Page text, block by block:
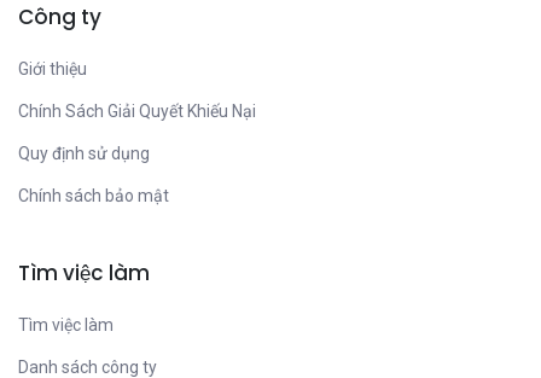
Công ty
Giới thiệu
Chính Sách Giải Quyết Khiếu Nại
Quy định sử dụng
Chính sách bảo mật
Tìm việc làm
Tìm việc làm
Danh sách công ty